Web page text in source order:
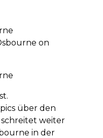
on
über den
weiter
in der